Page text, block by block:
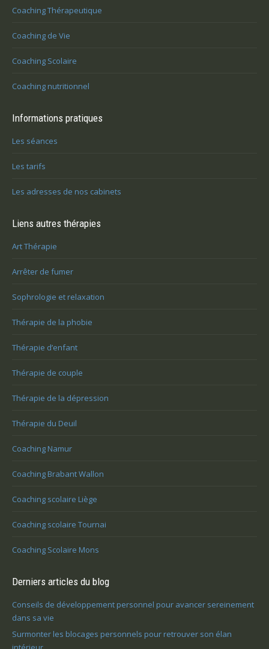
Coaching Thérapeutique
Coaching de Vie
Coaching Scolaire
Coaching nutritionnel
Informations pratiques
Les séances
Les tarifs
Les adresses de nos cabinets
Liens autres thérapies
Art Thérapie
Arrêter de fumer
Sophrologie et relaxation
Thérapie de la phobie
Thérapie d’enfant
Thérapie de couple
Thérapie de la dépression
Thérapie du Deuil
Coaching Namur
Coaching Brabant Wallon
Coaching scolaire Liège
Coaching scolaire Tournai
Coaching Scolaire Mons
Derniers articles du blog
Conseils de développement personnel pour avancer sereinement
dans sa vie
Surmonter les blocages personnels pour retrouver son élan